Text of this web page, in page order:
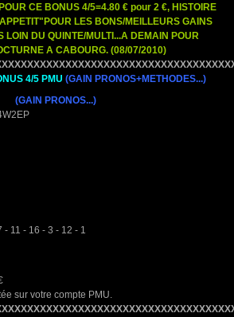
CE BONUS 4/5=4.80 € pour 2 €, HISTOIRE
LES BONS/MEILLEURS GAINS
LOIN DU QUINTE/MULTI...A DEMAIN POUR
A CABOURG. (08/07/2010)
4/5 PMU (GAIN PRONOS+METHODES...)
(GAIN PRONOS...)
- 11 - 16 - 3 - 12 - 1
sur votre compte PMU.